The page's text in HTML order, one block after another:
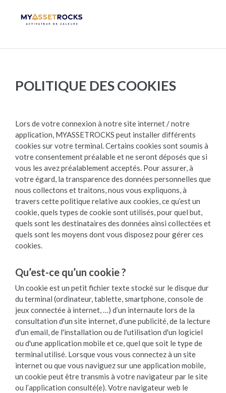
POLITIQUE DES COOKIES
Lors de votre connexion à notre site internet / notre
application, MYASSETROCKS peut installer différents
cookies sur votre terminal. Certains cookies sont soumis à
votre consentement préalable et ne seront déposés que si
vous les avez préalablement acceptés. Pour assurer, à
votre égard, la transparence des données personnelles que
nous collectons et traitons, nous vous expliquons, à
travers cette politique relative aux cookies, ce qu’est un
cookie, quels types de cookie sont utilisés, pour quel but,
quels sont les destinataires des données ainsi collectées et
quels sont les moyens dont vous disposez pour gérer ces
cookies.
Qu’est-ce qu’un cookie ?
Un cookie est un petit fichier texte stocké sur le disque dur
du terminal (ordinateur, tablette, smartphone, console de
jeux connectée à internet, …) d’un internaute lors de la
consultation d'un site internet, d’une publicité, de la lecture
d'un email, de l'installation ou de l'utilisation d'un logiciel
ou d'une application mobile et ce, quel que soit le type de
terminal utilisé. Lorsque vous vous connectez à un site
internet ou que vous naviguez sur une application mobile,
un cookie peut être transmis à votre navigateur par le site
ou l’application consulté(e). Votre navigateur web le